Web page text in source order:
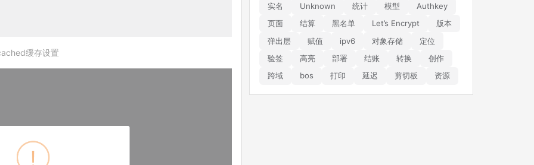
缓存设置
实名
Unknown 统计 模型
Authkey
页面
结算 黑名单 Let’s Encrypt
版本
弹出层
赋值 ipv6 对象存储
定位
验签
高亮 部署 结账 转换
创作
跨域
bos 打印 延迟 剪切板 资源